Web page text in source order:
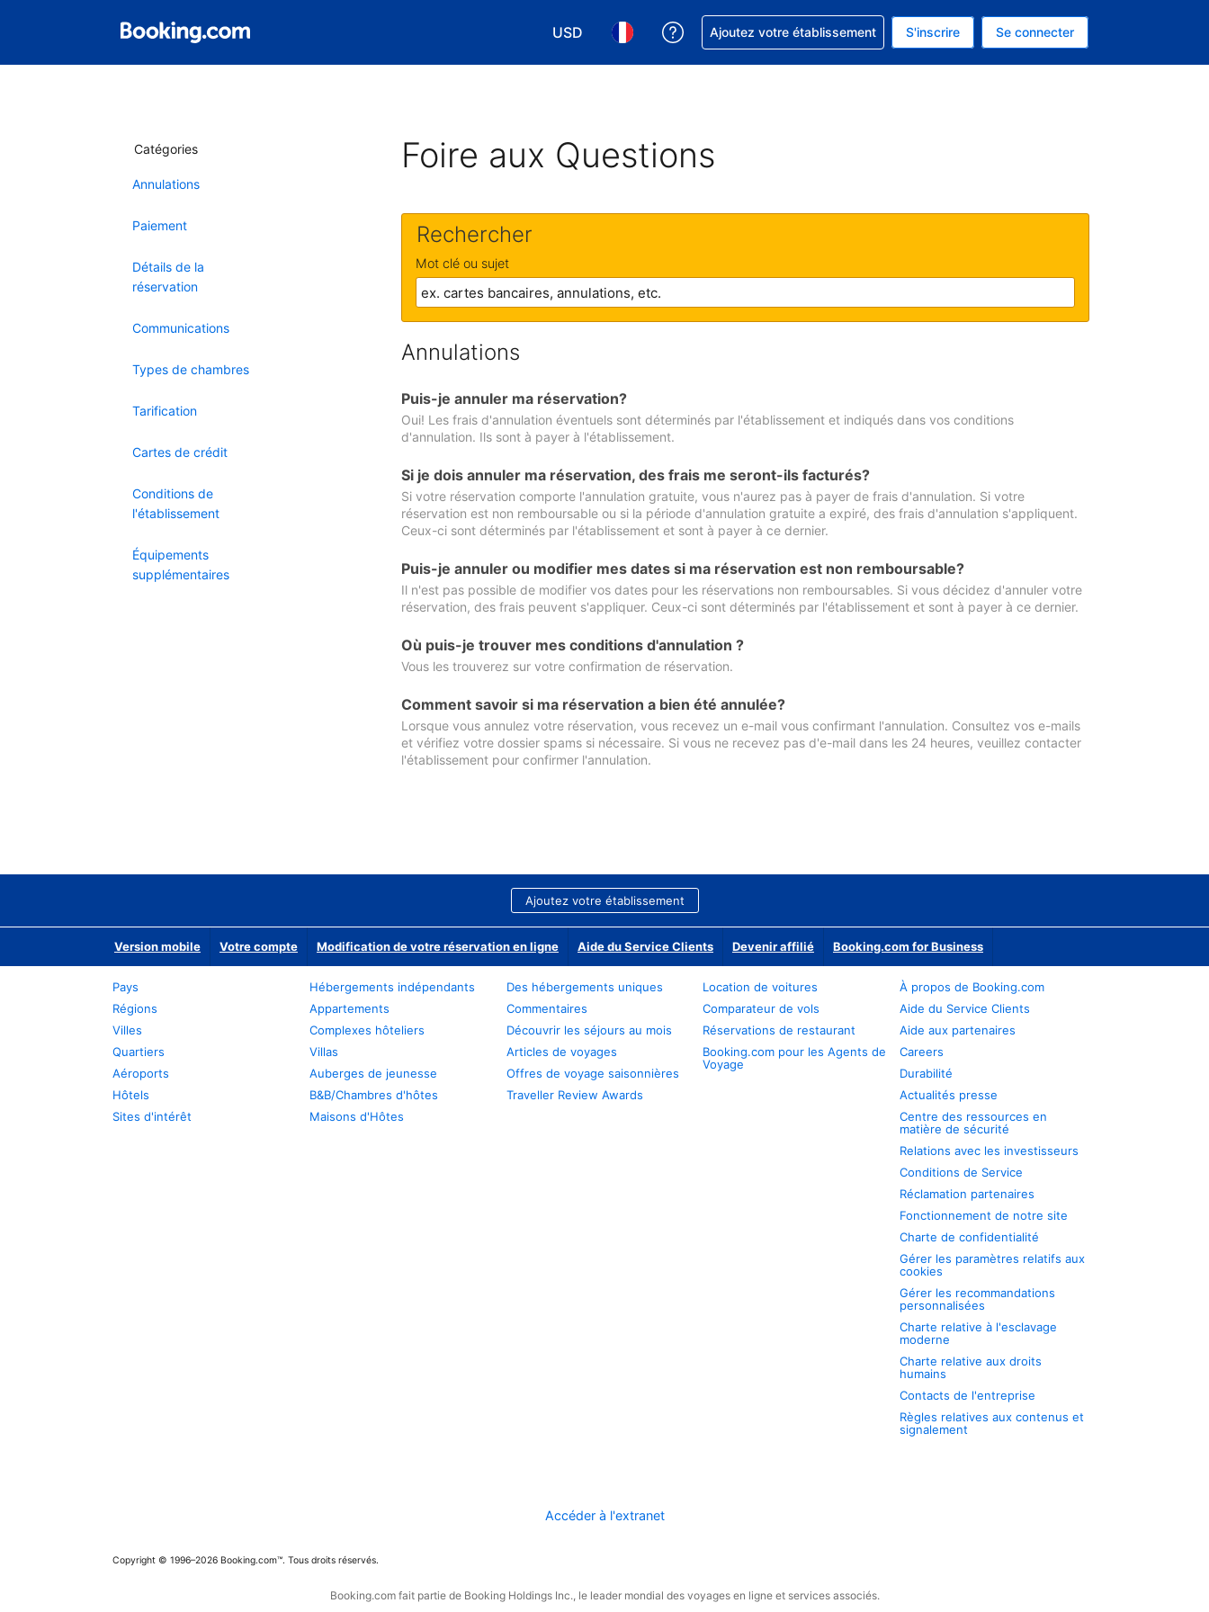
USD
Choisissez votre devise. Votre devise actuelle est celle-ci : Dollar américain.
Choisissez votre langue. Votre langue actuelle est celle-ci : Français.
Obtenez de l'aide concernant votre réservation
Ajoutez votre établissement S'inscrire Se connecter
Catégories
Annulations
Paiement
Détails de la
réservation
Communications
Types de chambres
Tarification
Cartes de crédit
Conditions de
l'établissement
Équipements
supplémentaires
Foire aux Questions
Rechercher
Mot clé ou sujet
Annulations
Puis-je annuler ma réservation?
Oui! Les frais d'annulation éventuels sont déterminés par l'établissement et indiqués dans vos conditions
d'annulation. Ils sont à payer à l'établissement.
Si je dois annuler ma réservation, des frais me seront-ils facturés?
Si votre réservation comporte l'annulation gratuite, vous n'aurez pas à payer de frais d'annulation. Si votre
réservation est non remboursable ou si la période d'annulation gratuite a expiré, des frais d'annulation s'appliquent.
Ceux-ci sont déterminés par l'établissement et sont à payer à ce dernier.
Puis-je annuler ou modifier mes dates si ma réservation est non remboursable?
Il n'est pas possible de modifier vos dates pour les réservations non remboursables. Si vous décidez d'annuler votre
réservation, des frais peuvent s'appliquer. Ceux-ci sont déterminés par l'établissement et sont à payer à ce dernier.
Où puis-je trouver mes conditions d'annulation ?
Vous les trouverez sur votre confirmation de réservation.
Comment savoir si ma réservation a bien été annulée?
Lorsque vous annulez votre réservation, vous recevez un e-mail vous confirmant l'annulation. Consultez vos e-mails
et vérifiez votre dossier spams si nécessaire. Si vous ne recevez pas d'e-mail dans les 24 heures, veuillez contacter
l'établissement pour confirmer l'annulation.
Ajoutez votre établissement
Version mobile Votre compte Modification de votre réservation en ligne Aide du Service Clients Devenir affilié Booking.com for Business
Pays
Régions
Villes
Quartiers
Aéroports
Hôtels
Sites d'intérêt
Hébergements indépendants
Appartements
Complexes hôteliers
Villas
Auberges de jeunesse
B&B/Chambres d'hôtes
Maisons d'Hôtes
Des hébergements uniques
Commentaires
Découvrir les séjours au mois
Articles de voyages
Offres de voyage saisonnières
Traveller Review Awards
Location de voitures
Comparateur de vols
Réservations de restaurant
Booking.com pour les Agents de
Voyage
À propos de Booking.com
Aide du Service Clients
Aide aux partenaires
Careers
Durabilité
Actualités presse
Centre des ressources en
matière de sécurité
Relations avec les investisseurs
Conditions de Service
Réclamation partenaires
Fonctionnement de notre site
Charte de confidentialité
Gérer les paramètres relatifs aux
cookies
Gérer les recommandations
personnalisées
Charte relative à l'esclavage
moderne
Charte relative aux droits
humains
Contacts de l'entreprise
Règles relatives aux contenus et
signalement
Accéder à l'extranet
Copyright © 1996–2026 Booking.com™. Tous droits réservés.
Booking.com fait partie de Booking Holdings Inc., le leader mondial des voyages en ligne et services associés.